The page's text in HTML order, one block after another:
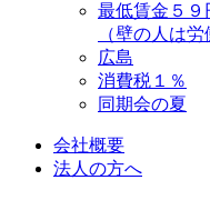
最低賃金５９
（壁の人は労
広島
消費税１％
同期会の夏
会社概要
法人の方へ